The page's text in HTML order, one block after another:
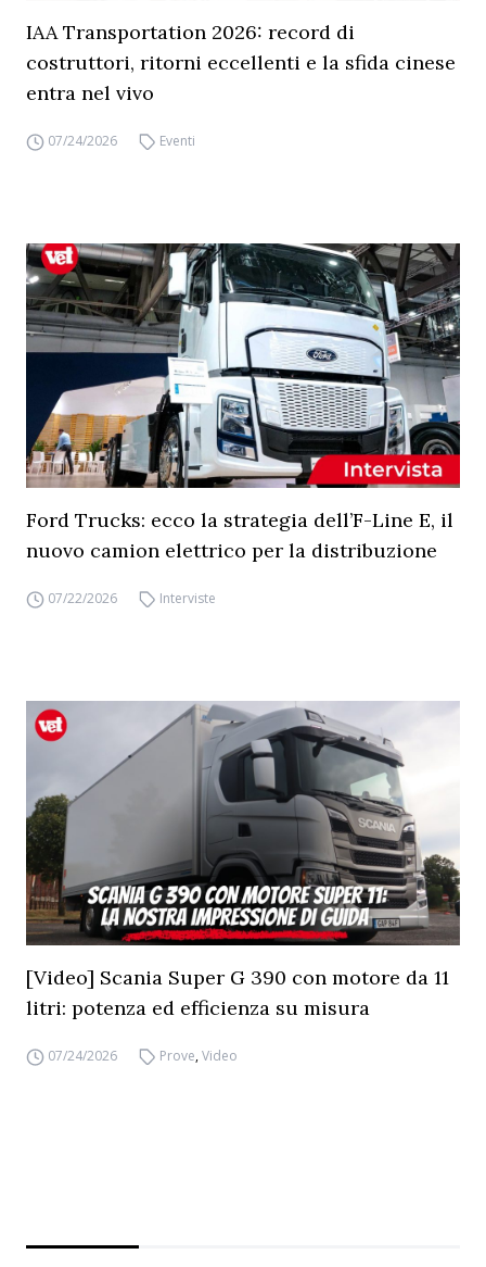
IAA Transportation 2026: record di
costruttori, ritorni eccellenti e la sfida cinese
entra nel vivo
07/24/2026 Eventi
Ford Trucks: ecco la strategia dell’F-Line E, il
nuovo camion elettrico per la distribuzione
07/22/2026 Interviste
[Video] Scania Super G 390 con motore da 11
litri: potenza ed efficienza su misura
07/24/2026 Prove,Video